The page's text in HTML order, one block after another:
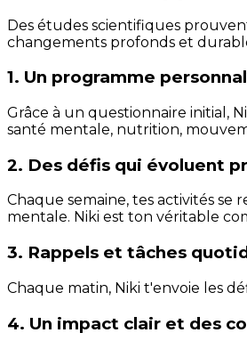
Des études scientifiques
changements profonds et
1. Un programme
Grâce à un questionnaire initial,
santé mentale, nutrition,
2. Des défis qui évoluent
Chaque semaine, tes activités
mentale. Niki est ton véritable
3. Rappels et tâches
Chaque matin, Niki t'envoie les
4. Un impact clair et des